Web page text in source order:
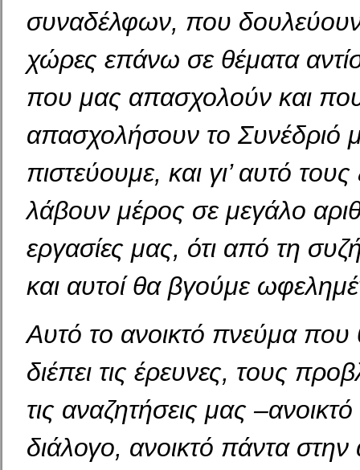
συναδέλφων, που
χώρες επάνω σε θέματα
που μας απασχολούν και
απασχολήσουν το Συνέδριό
πιστεύουμε, και γι’ αυτό
λάβουν μέρος σε μεγάλο
εργασίες μας, ότι από τη
και αυτοί θα βγούμε
Αυτό το ανοικτό πνεύμα που
διέπει τις έρευνες, τους
τις αναζητήσεις μας
διάλογο, ανοικτό πάντα στην